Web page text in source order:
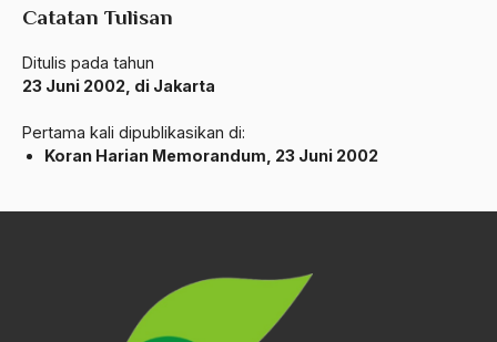
Catatan Tulisan
Ditulis pada tahun
23 Juni 2002, di Jakarta
Pertama kali dipublikasikan di:
Koran Harian Memorandum, 23 Juni 2002
Anatomi
Andi Mallarangeng
Angkatan Laut AS